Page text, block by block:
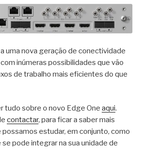
uma nova geração de conectividade
inúmeras possibilidades que vão
de trabalho mais eficientes do que
tudo sobre o novo Edge One aqui.
contactar, para ficar a saber mais
possamos estudar, em conjunto, como
pode integrar na sua unidade de